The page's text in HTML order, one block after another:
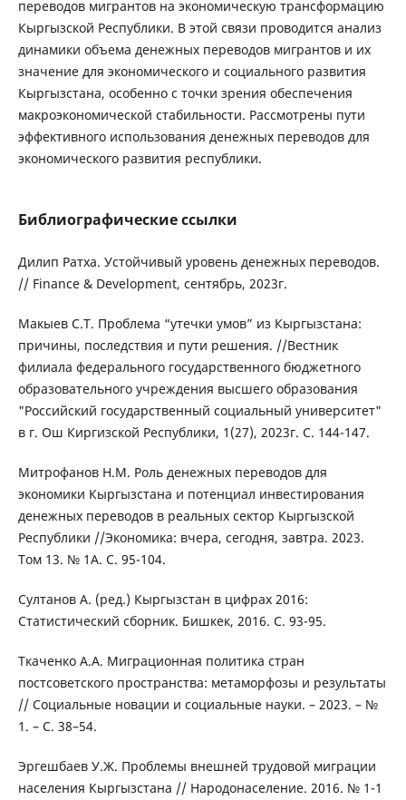
переводов мигрантов на экономическую трансформацию
Кыргызской Республики. В этой связи проводится анализ
динамики объема денежных переводов мигрантов и их
значение для экономического и социального развития
Кыргызстана, особенно с точки зрения обеспечения
макроэкономической стабильности. Рассмотрены пути
эффективного использования денежных переводов для
экономического развития республики.
Библиографические ссылки
Дилип Ратха. Устойчивый уровень денежных переводов.
// Finance & Development, сентябрь, 2023г.
Макыев С.Т. Проблема “утечки умов” из Кыргызстана:
причины, последствия и пути решения. //Вестник
филиала федерального государственного бюджетного
образовательного учреждения высшего образования
"Российский государственный социальный университет"
в г. Ош Киргизской Республики, 1(27), 2023г. С. 144-147.
Митрофанов Н.М. Роль денежных переводов для
экономики Кыргызстана и потенциал инвестирования
денежных переводов в реальных сектор Кыргызской
Республики //Экономика: вчера, сегодня, завтра. 2023.
Том 13. № 1А. С. 95-104.
Султанов А. (ред.) Кыргызстан в цифрах 2016:
Статистический сборник. Бишкек, 2016. С. 93-95.
Ткаченко А.А. Миграционная политика стран
постсоветского пространства: метаморфозы и результаты
// Социальные новации и социальные науки. – 2023. – №
1. – С. 38–54.
Эргешбаев У.Ж. Проблемы внешней трудовой миграции
населения Кыргызстана // Народонаселение. 2016. № 1-1